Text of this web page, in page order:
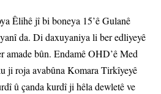
Êlihê jî bi boneya 15’ê Gulanê
da. Di daxuyaniya li ber edliyeyê
amade bûn. Endamê OHD’ê Med
ji roja avabûna Komara Tirkîyeyê
û çanda kurdî ji hêla dewletê ve